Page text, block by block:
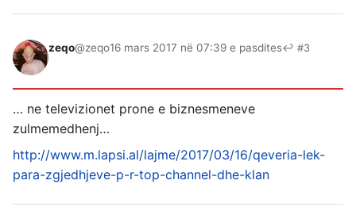
zeqo@zeqo16 mars 2017 në 07:39 e pasdites↩ #3
… ne televizionet prone e biznesmeneve
zulmemedhenj…
http://www.m.lapsi.al/lajme/2017/03/16/qeveria-lek-
para-zgjedhjeve-p-r-top-channel-dhe-klan